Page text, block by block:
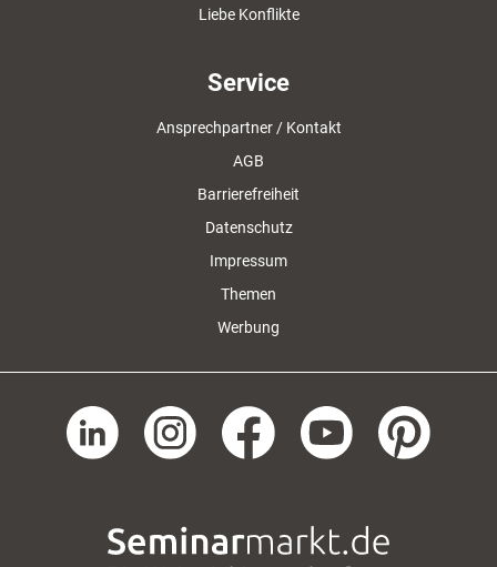
Liebe Konflikte
Service
Ansprechpartner / Kontakt
AGB
Barrierefreiheit
Datenschutz
Impressum
Themen
Werbung